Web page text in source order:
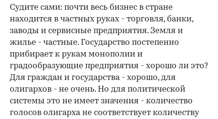
Судите сами: почти весь бизнес в стране
находится в частных руках - торговля, банки,
заводы и сервисные предприятия. Земля и
жилье - частные. Государство постепенно
прибирает к рукам монополии и
градообразующие предприятия - хорошо ли это?
Для граждан и государства - хорошо, для
олигархов - не очень. Но для политической
системы это не имеет значения - количество
голосов олигарха не соответствует количеству